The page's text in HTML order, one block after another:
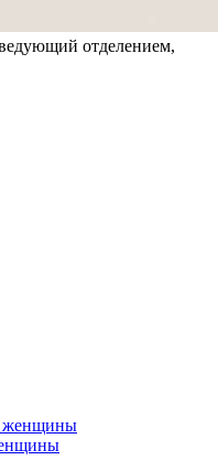
отделением,